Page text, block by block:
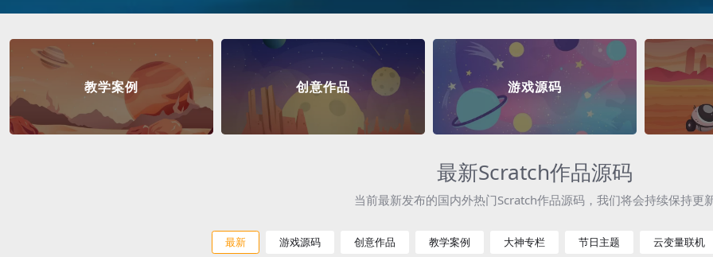
教学案例 创意作品 游戏源码
最新Scratch作品源码
当前最新发布的国内外热门Scratch作品源码，我们将会持续保持更
最新 游戏源码 创意作品 教学案例 大神专栏 节日主题 云变量联机